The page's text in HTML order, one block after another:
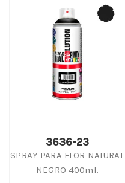
3636-23
SPRAY PARA FLOR NATURAL
NEGRO 400ml.